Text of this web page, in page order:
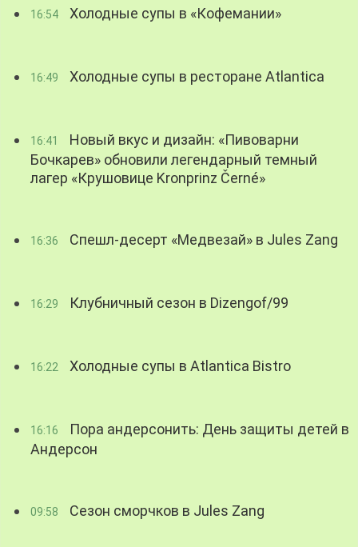
16:54 Холодные супы в «Кофемании»
16:49 Холодные супы в ресторане Atlantica
16:41
Новый вкус и дизайн: «Пивоварни
Бочкарев» обновили легендарный темный
лагер «Крушовице Kronprinz Černé»
16:36 Спешл-десерт «Медвезай» в Jules Zang
16:29 Клубничный сезон в Dizengof/99
16:22 Холодные супы в Atlantica Bistro
16:16
Пора андерсонить: День защиты детей в
Андерсон
09:58 Сезон сморчков в Jules Zang